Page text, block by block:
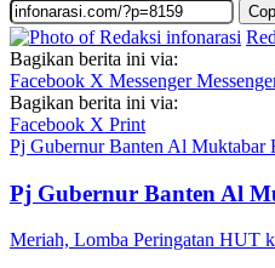
Bagikan berita ini via:
Facebook X Messenger
Bagikan berita ini via:
Facebook X Print
Pj Gubernur Banten Al Muktabar
Pj Gubernur Banten Al
Meriah, Lomba Peringatan HUT